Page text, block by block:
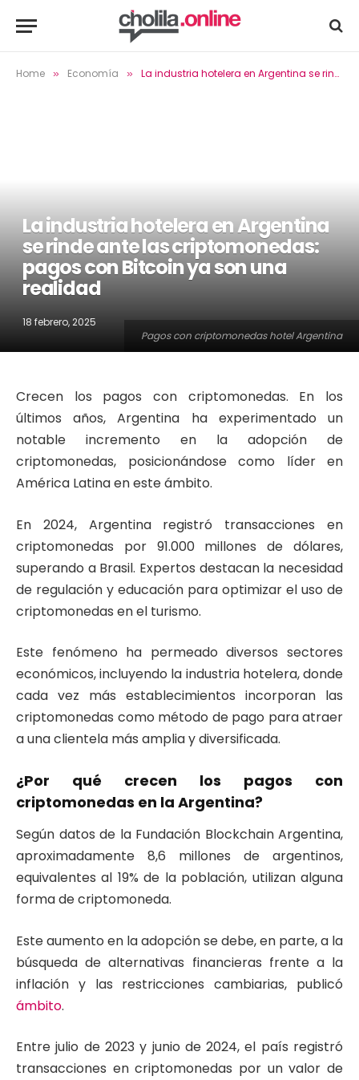
Home » Economía » La industria hotelera en Argentina se rinde ante las criptomonedas: pagos con Bitcoin ya son una realidad
Pagos con criptomonedas hotel Argentina
La industria hotelera en Argentina
se rinde ante las criptomonedas:
pagos con Bitcoin ya son una
realidad
18 febrero, 2025
Crecen los pagos con criptomonedas. En los
últimos años, Argentina ha experimentado un
notable incremento en la adopción de
criptomonedas, posicionándose como líder en
América Latina en este ámbito.
En 2024, Argentina registró transacciones en
criptomonedas por 91.000 millones de dólares,
superando a Brasil. Expertos destacan la necesidad
de regulación y educación para optimizar el uso de
criptomonedas en el turismo.
Este fenómeno ha permeado diversos sectores
económicos, incluyendo la industria hotelera, donde
cada vez más establecimientos incorporan las
criptomonedas como método de pago para atraer
a una clientela más amplia y diversificada.
¿Por qué crecen los pagos con
criptomonedas en la Argentina?
Según datos de la Fundación Blockchain Argentina,
aproximadamente 8,6 millones de argentinos,
equivalentes al 19% de la población, utilizan alguna
forma de criptomoneda.
Este aumento en la adopción se debe, en parte, a la
búsqueda de alternativas financieras frente a la
inflación y las restricciones cambiarias, publicó
ámbito.
Entre julio de 2023 y junio de 2024, el país registró
transacciones en criptomonedas por un valor de